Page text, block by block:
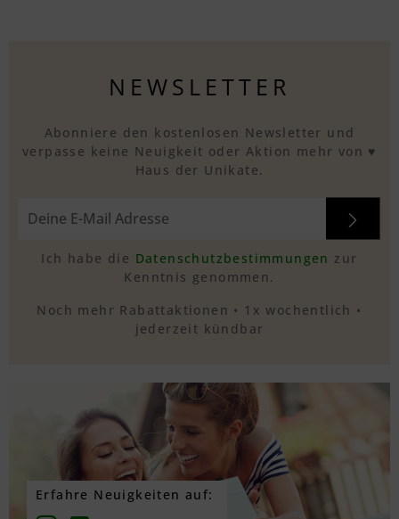
NEWSLETTER
Abonniere den kostenlosen Newsletter und
verpasse keine Neuigkeit oder Aktion mehr von ♥
Haus der Unikate.
Ich habe die Datenschutzbestimmungen zur
Kenntnis genommen.
Noch mehr Rabattaktionen • 1x wochentlich •
jederzeit kündbar
Erfahre Neuigkeiten auf: